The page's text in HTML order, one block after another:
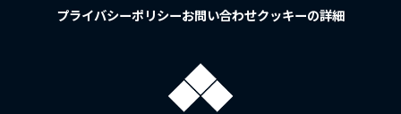
プライバシーポリシーお問い合わせクッキーの詳細